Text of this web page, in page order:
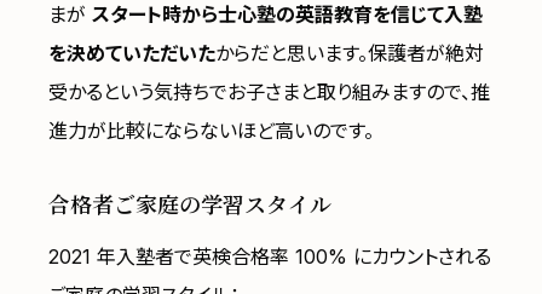
まが スタート時から士心塾の英語教育を信じて入塾
を決めていただいたからだと思います。保護者が絶対
受かるという気持ちでお子さまと取り組みますので、推
進力が比較にならないほど高いのです。
合格者ご家庭の学習スタイル
2021 年入塾者で英検合格率 100% にカウントされる